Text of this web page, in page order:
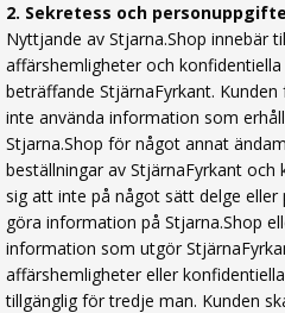
2. Sekretess och
Nyttjande av Stjarna.Shop innebär
affärshemligheter och
beträffande StjärnaFyrkant.
inte använda information som
Stjarna.Shop för något annat
beställningar av StjärnaFyrkant och
sig att inte på något sätt delge eller
göra information på Stjarna.Shop
information som utgör
affärshemligheter eller
tillgänglig för tredje man. Kunden